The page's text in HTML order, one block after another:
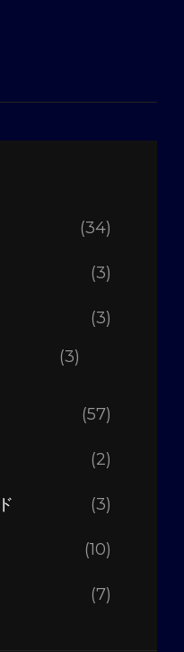
(34)
(3)
(3)
(3)
(57)
(2)
(3)
(10)
(7)